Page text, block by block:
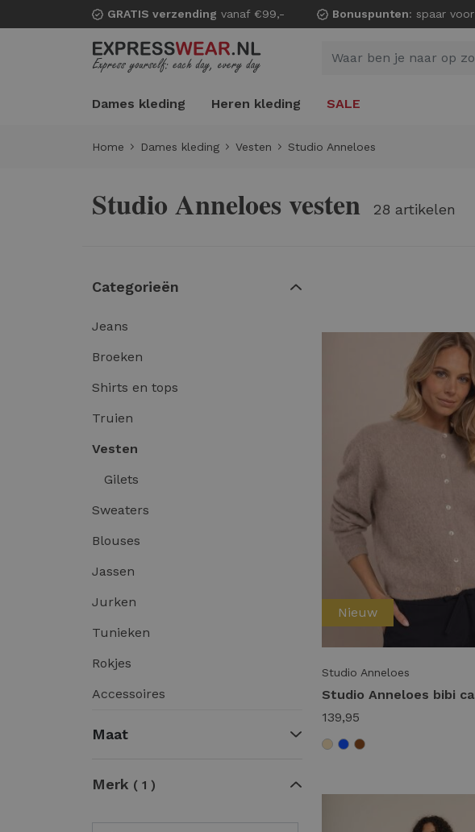
GRATIS verzending vanaf €99,- Bonuspunten: spaar voor
Dames kleding Heren kleding SALE
Home Dames kleding Vesten Studio Anneloes
Studio Anneloes vesten 28 artikelen
Categorieën
Jeans
Broeken
Shirts en tops
Truien
Vesten
Gilets
Sweaters
Blouses
Jassen
Jurken
Tunieken
Rokjes
Accessoires
Maat
Merk 1
Nieuw
Studio Anneloes
139,95